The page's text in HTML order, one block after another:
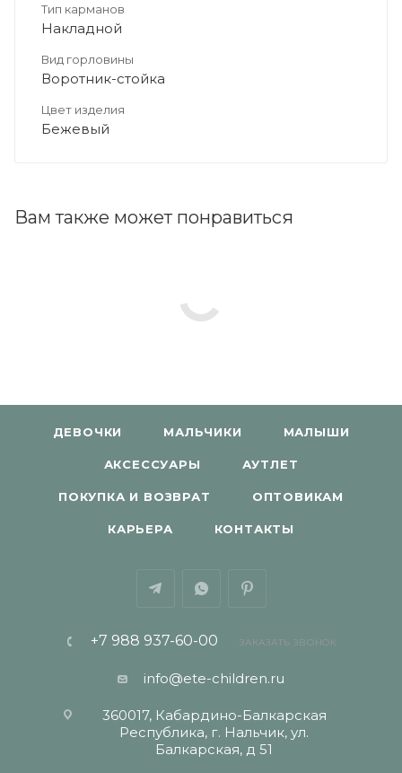
Тип карманов
Накладной
Вид горловины
Воротник-стойка
Цвет изделия
Бежевый
Вам также может понравиться
ДЕВОЧКИ МАЛЬЧИКИ МАЛЫШИ
АКСЕССУАРЫ АУТЛЕТ
ПОКУПКА И ВОЗВРАТ ОПТОВИКАМ
КАРЬЕРА КОНТАКТЫ
+7 988 937-60-00 ЗАКАЗАТЬ ЗВОНОК
info@ete-children.ru
360017, Кабардино-Балкарская
Республика, г. Нальчик, ул.
Балкарская, д 51